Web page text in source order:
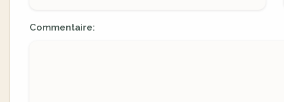
Commentaire: